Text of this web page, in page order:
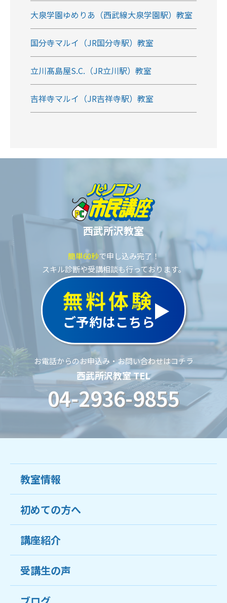
大泉学園ゆめりあ（西武線大泉学園駅）教室
国分寺マルイ（JR国分寺駅）教室
立川髙島屋S.C.（JR立川駅）教室
吉祥寺マルイ（JR吉祥寺駅）教室
西武所沢教室
簡単60秒で申し込み完了！
スキル診断や受講相談も行っております。
無料体験
ご予約はこちら
お電話からのお申込み・お問い合わせはコチラ
西武所沢教室 TEL
04-2936-9855
教室情報
教室について
受講生の声
おすすめ・人気の講座
目的から講座を探す
初めての方へ
ココがおすすめ
料金
受講までの流れ
講座紹介
受講生の声